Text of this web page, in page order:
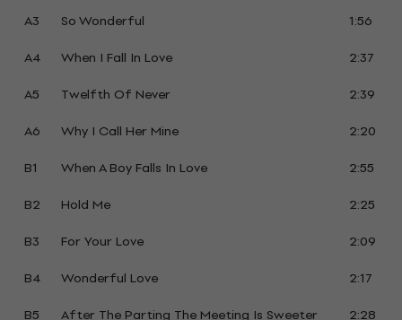
A3
So Wonderful
1:56
A4
When I Fall In Love
2:37
A5
Twelfth Of Never
2:39
A6
Why I Call Her Mine
2:20
B1
When A Boy Falls In Love
2:55
B2
Hold Me
2:25
B3
For Your Love
2:09
B4
Wonderful Love
2:17
B5
After The Parting The Meeting Is Sweeter 2:28